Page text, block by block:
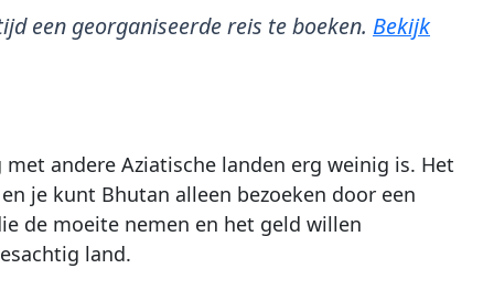
een georganiseerde reis te boeken. Bekijk
andere Aziatische landen erg weinig is. Het
je kunt Bhutan alleen bezoeken door een
de moeite nemen en het geld willen
land.